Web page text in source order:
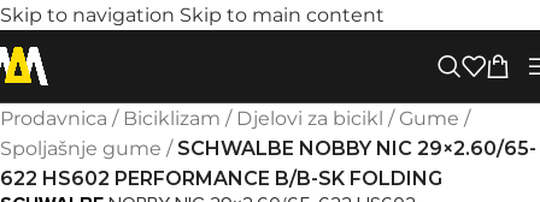
Skip to navigation Skip to main content
Prodavnica / Biciklizam / Djelovi za bicikl / Gume /
Spoljašnje gume / SCHWALBE NOBBY NIC 29×2.60/65-
622 HS602 PERFORMANCE B/B-SK FOLDING